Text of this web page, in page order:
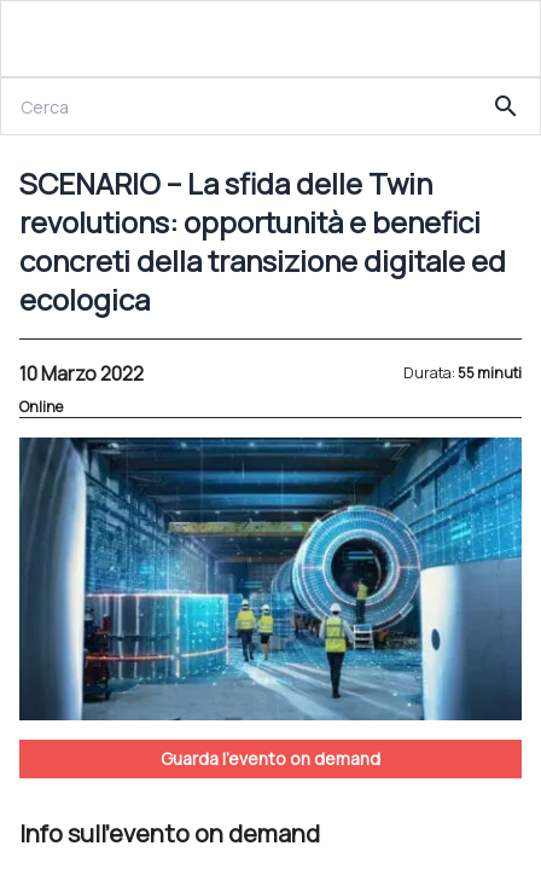
SCENARIO – La sfida delle Twin revolutions: opportunità e benefici concreti della transizione digitale ed ecologica
search
SCENARIO – La sfida delle Twin
revolutions: opportunità e benefici
concreti della transizione digitale ed
ecologica
10 Marzo 2022 Durata:55 minuti
Online
Guarda l'evento on demand
Info sull'evento on demand